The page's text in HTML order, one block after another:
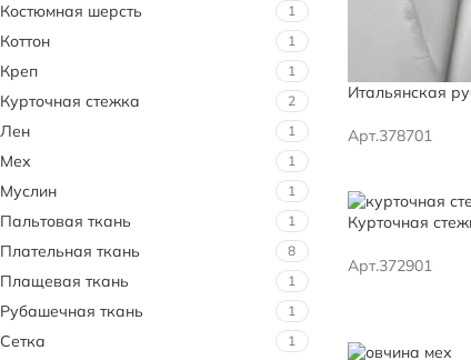
Костюмная шерсть 1
Коттон 1
Креп 1
Курточная стежка 2
Лен 1
Мех 1
Муслин 1
Пальтовая ткань 1
Плательная ткань 8
Плащевая ткань 1
Рубашечная ткань 1
Сетка 1
Итальянская
Арт.378701
Курточная
Арт.372901